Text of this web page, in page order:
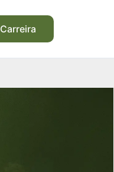
Carreira